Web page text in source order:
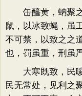
缶醯黄，蚋聚之
鼠，以冰致蝇，虽
不可禁，以致之之
也，罚虽重，刑虽
大寒既致，民暖
民无常处，见利之